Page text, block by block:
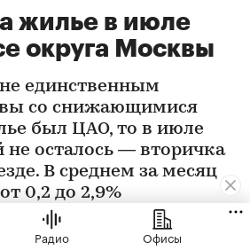
жилье в июле
округа Москвы
единственным
со снижающимися
был ЦАО, то в июле
не осталось — вторичка
В среднем за месяц
0,2 до 2,9%
Радио Офисы